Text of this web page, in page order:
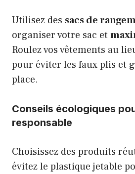
Utilisez des sacs de
organiser votre sac et
Roulez vos vêtements au
pour éviter les faux plis et
place.
Conseils écologiques
responsable
Choisissez des produits
évitez le plastique jetable